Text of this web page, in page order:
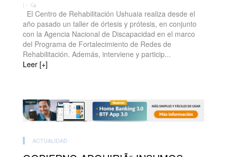
| -
El Centro de Rehabilitación Ushuaia realiza desde el
año pasado un taller de órtesis y prótesis, en conjunto
con la Agencia Nacional de Discapacidad en el marco
del Programa de Fortalecimiento de Redes de
Rehabilitación. Además, interviene y particip...
Leer [+]
ACTUALIDAD